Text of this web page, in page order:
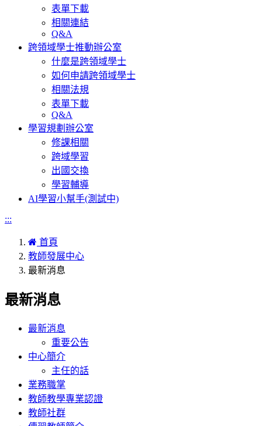
表單下載
相關連結
Q&A
跨領域學士推動辦公室
什麼是跨領域學士
如何申請跨領域學士
相關法規
表單下載
Q&A
學習規劃辦公室
修課相關
跨域學習
出國交換
學習輔導
AI學習小幫手(測試中)
:::
首頁
教師發展中心
最新消息
最新消息
最新消息
重要公告
中心簡介
主任的話
業務職掌
教師教學專業認證
教師社群